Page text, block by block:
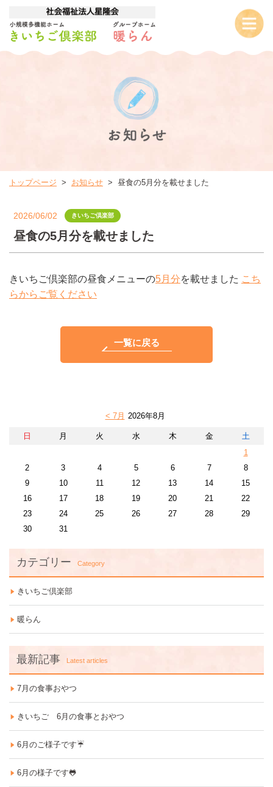
トップページ お知らせ 昼食の5月分を載せました
2026/06/02 きいちご倶楽部
昼食の5月分を載せました
きいちご倶楽部の昼食メニューの5月分を載せました こち
らからご覧ください
一覧に戻る
< 7月 2026年8月
日 月 火 水 木 金
土
1
2
3 4 5 6 7
8
9
10 11 12 13 14
15
16
17 18 19 20 21
22
23
24 25 26 27 28
29
30
31
カテゴリー Category
きいちご倶楽部
暖らん
最新記事 Latest articles
7月の食事おやつ
きいちご 6月の食事とおやつ
6月のご様子です☔
6月の様子です🐸